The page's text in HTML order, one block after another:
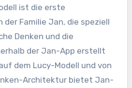
ist die erste
der Familie Jan, die speziell
Denken und die
der Jan-App erstellt
dem Lucy-Modell und von
Architektur bietet Jan-